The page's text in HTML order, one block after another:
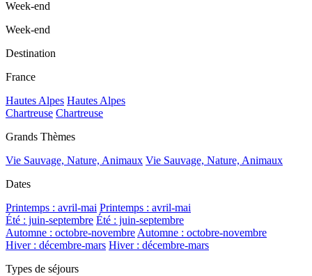
Week-end
Week-end
Destination
France
Hautes Alpes Hautes Alpes
Chartreuse Chartreuse
Grands Thèmes
Vie Sauvage, Nature, Animaux Vie Sauvage, Nature, Animaux
Dates
Printemps : avril-mai Printemps : avril-mai
Été : juin-septembre Été : juin-septembre
Automne : octobre-novembreAutomne : octobre-novembre
Hiver : décembre-mars Hiver : décembre-mars
Types de séjours